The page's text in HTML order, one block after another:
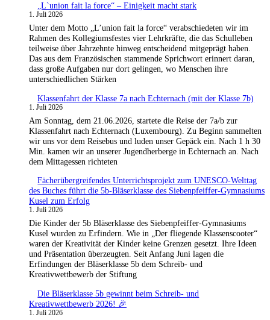
„L`union fait la force“ – Einigkeit macht stark
1. Juli 2026
Unter dem Motto „L’union fait la force“ verabschiedeten wir im
Rahmen des Kollegiumsfestes vier Lehrkräfte, die das Schulleben
teilweise über Jahrzehnte hinweg entscheidend mitgeprägt haben.
Das aus dem Französischen stammende Sprichwort erinnert daran,
dass große Aufgaben nur dort gelingen, wo Menschen ihre
unterschiedlichen Stärken
Klassenfahrt der Klasse 7a nach Echternach (mit der Klasse 7b)
1. Juli 2026
Am Sonntag, dem 21.06.2026, startete die Reise der 7a/b zur
Klassenfahrt nach Echternach (Luxembourg). Zu Beginn sammelten
wir uns vor dem Reisebus und luden unser Gepäck ein. Nach 1 h 30
Min. kamen wir an unserer Jugendherberge in Echternach an. Nach
dem Mittagessen richteten
Fächerübergreifendes Unterrichtsprojekt zum UNESCO-Welttag
des Buches führt die 5b-Bläserklasse des Siebenpfeiffer-Gymnasiums
Kusel zum Erfolg
1. Juli 2026
Die Kinder der 5b Bläserklasse des Siebenpfeiffer-Gymnasiums
Kusel wurden zu Erfindern. Wie in „Der fliegende Klassenscooter“
waren der Kreativität der Kinder keine Grenzen gesetzt. Ihre Ideen
und Präsentation überzeugten. Seit Anfang Juni lagen die
Erfindungen der Bläserklasse 5b dem Schreib- und
Kreativwettbewerb der Stiftung
Die Bläserklasse 5b gewinnt beim Schreib- und
Kreativwettbewerb 2026! 🎉
1. Juli 2026